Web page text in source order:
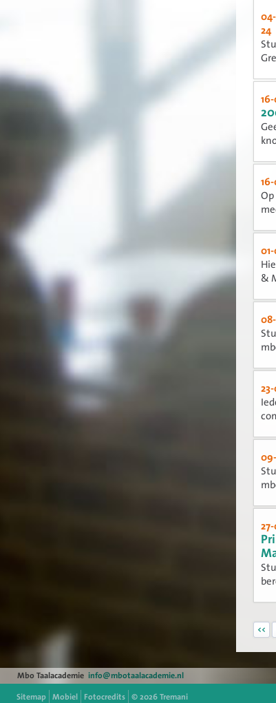
24
16-
16-
&
<<
Mbo Taalacademie info@mbotaalacademie.nl
Sitemap Mobiel Fotocredits © 2026Tremani